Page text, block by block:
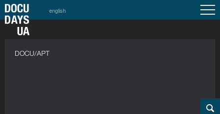
english
DOCU/АРТ